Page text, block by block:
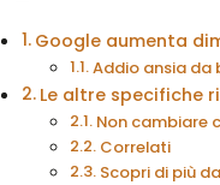
Google aumenta
Addio ansia da
Le altre specifiche
Non cambiare
Correlati
Scopri di più